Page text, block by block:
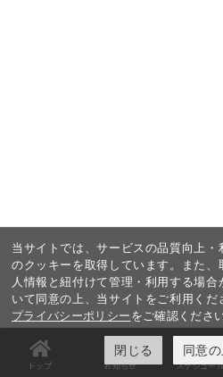
トップ お知らせ スケジュー
当サイトでは、サービスの品質向上
のクッキーを取得しています。また
人情報と紐付けて管理・利用する場
いて同意の上、当サイトをご利用く
プライバシーポリシーをご確認ください
閉じる 同意